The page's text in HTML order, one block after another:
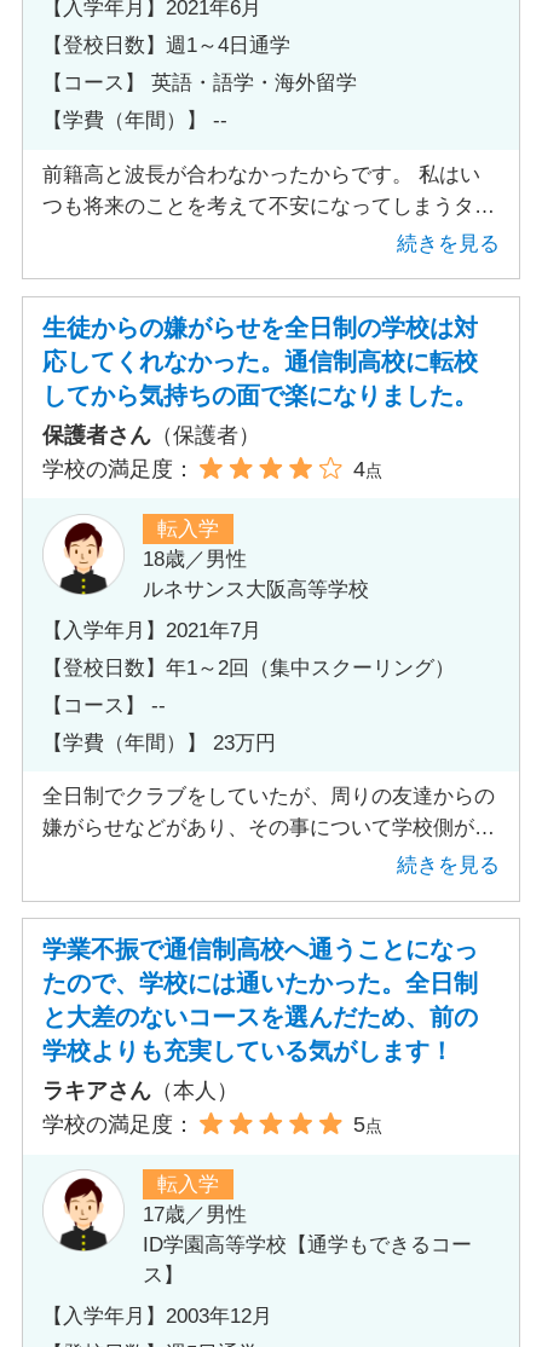
【入学年月】2021年6月
【登校日数】週1～4日通学
【コース】 英語・語学・海外留学
【学費（年間）】 --
前籍高と波長が合わなかったからです。 私はい
つも将来のことを考えて不安になってしまうタイ
プなのですが、前の学校の“難関校進学実現”と掲
な気持ちではついていくことができませんでし
た。やはり私の性格上、進路は偏差値が高いか否
か、人気が高いか、ステータスがどうかは関係な
く、自分の人生は他人に決められてたまるか！と
いう気持ちの強さからの決断だと今振り返ると思
います。 また、前の学校はコロナ禍対策も不透
自分のための勉強をし、まずは自分の好きなこと
一つに一生懸命になろうと思いました。
続きを見る
生徒からの嫌がらせを全日制の学校は対
応してくれなかった。通信制高校に転校
してから気持ちの面で楽になりました。
保護者さん （保護者）
学校の満足度：
4点
転入学
18歳／男性
ルネサンス大阪高等学校
【入学年月】2021年7月
【登校日数】年1～2回（集中スクーリング）
【コース】 --
【学費（年間）】 23万円
全日制でクラブをしていたが、周りの友達からの
嫌がらせなどがあり、その事について学校側が何
も対応してくれず、学校側が問題を解決しないの
ぐらいなら 転校する方がいいのではと思い、通
信制を選びました。
続きを見る
学業不振で通信制高校へ通うことになっ
たので、学校には通いたかった。全日制
と大差のないコースを選んだため、前の
学校よりも充実している気がします！
ラキアさん （本人）
学校の満足度：
5点
転入学
17歳／男性
ID学園高等学校【通学もできるコー
ス】
【入学年月】2003年12月